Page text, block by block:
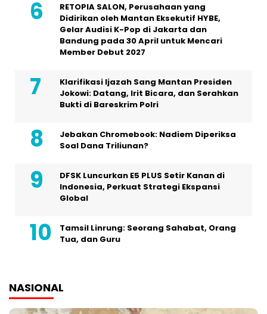
RETOPIA SALON, Perusahaan yang
Didirikan oleh Mantan Eksekutif HYBE,
Gelar Audisi K-Pop di Jakarta dan
Bandung pada 30 April untuk Mencari
Member Debut 2027
Klarifikasi Ijazah Sang Mantan Presiden
Jokowi: Datang, Irit Bicara, dan Serahkan
Bukti di Bareskrim Polri
Jebakan Chromebook: Nadiem Diperiksa
Soal Dana Triliunan?
DFSK Luncurkan E5 PLUS Setir Kanan di
Indonesia, Perkuat Strategi Ekspansi
Global
Tamsil Linrung: Seorang Sahabat, Orang
Tua, dan Guru
NASIONAL